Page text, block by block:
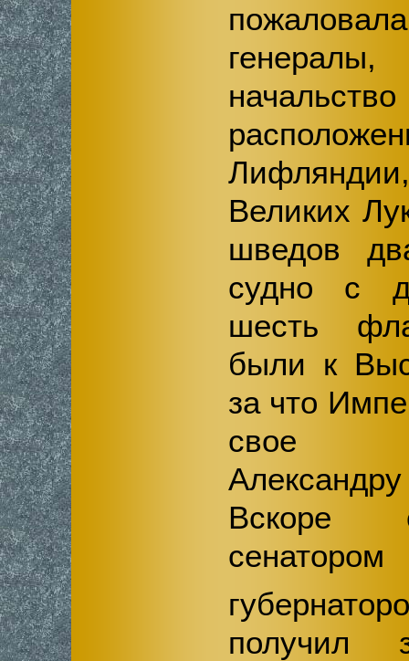
Великих
шведов
судно с
шесть
были к
за что
свое
Вскоре
получил